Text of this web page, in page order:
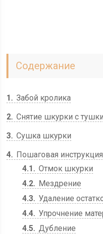
Содержание
1
Забой кролика
2 Снятие шкурки с тушки
3 Сушка шкурки
4
Пошаговая
4.1
Отмок шкурки
4.2
Мездрение
4.3 Удаление
4.4 Упрочнение
4.5 Дубление